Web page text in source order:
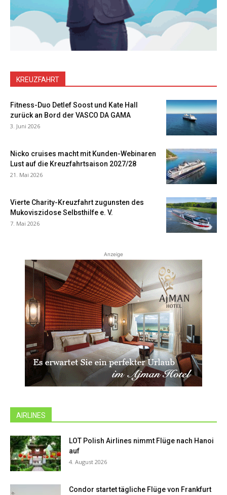
KREUZFAHRT
Fitness-Duo Detlef Soost und Kate Hall
zurück an Bord der VASCO DA GAMA
3. Juni 2026
Nicko cruises macht mit Kunden-Webinaren
Lust auf die Kreuzfahrtsaison 2027/28
21. Mai 2026
Vierte Charity-Kreuzfahrt zugunsten des
Mukoviszidose Selbsthilfe e. V.
7. Mai 2026
Anzeige
AIRLINES
LOT Polish Airlines nimmt Flüge nach Hanoi
auf
4. August 2026
Condor startet tägliche Flüge von Frankfurt